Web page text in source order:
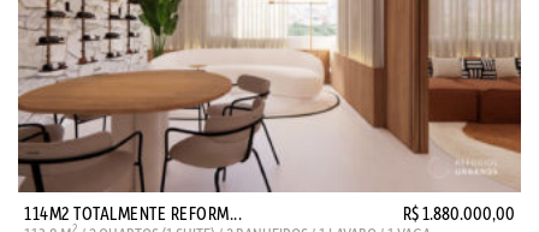
114M2 TOTALMENTE REFORM... R$ 1.880.000,00